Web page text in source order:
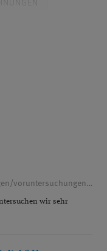
augenchirurgie.clinic/behandlungen/voruntersuchungen/laser-und-linsen-op
wir sehr